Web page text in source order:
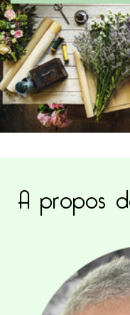
A propos